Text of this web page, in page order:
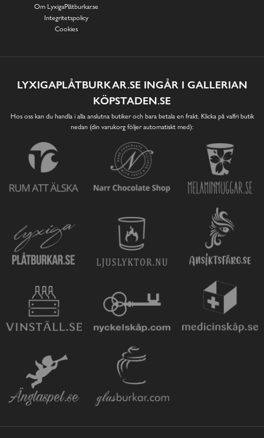
Om LyxigaPlåtburkar.se
Integritetspolicy
Cookies
LYXIGAPLÅTBURKAR.SE INGÅR I GALLERIAN
KÖPSTADEN.SE
Hos oss kan du handla i alla anslutna butiker och bara betala en frakt. Klicka på valfri butik
nedan (din varukorg följer automatiskt med):